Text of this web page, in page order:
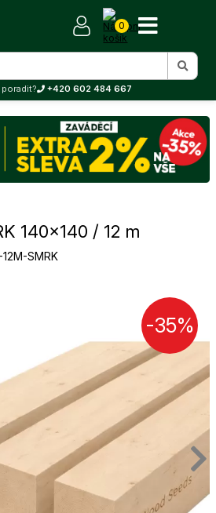
0
+420 602 484 667
140×140 / 12 m
SMRK
-35%